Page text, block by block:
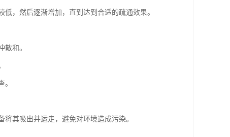
，然后逐渐增加，直到达到合适的疏通效果。
和。
。
其吸出并运走，避免对环境造成污染。